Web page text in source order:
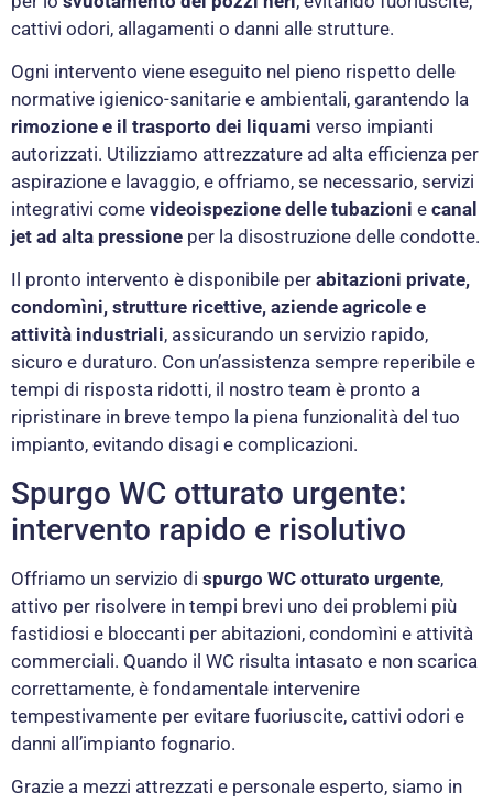
cattivi odori, allagamenti o danni alle strutture.
Ogni intervento viene eseguito nel pieno rispetto delle
normative igienico-sanitarie e ambientali, garantendo la
rimozione e il trasporto dei liquami verso impianti
autorizzati. Utilizziamo attrezzature ad alta efficienza per
aspirazione e lavaggio, e offriamo, se necessario, servizi
integrativi come videoispezione delle tubazioni e canal
jet ad alta pressione per la disostruzione delle condotte.
Il pronto intervento è disponibile per abitazioni private,
condomìni, strutture ricettive, aziende agricole e
attività industriali, assicurando un servizio rapido,
sicuro e duraturo. Con un’assistenza sempre reperibile e
tempi di risposta ridotti, il nostro team è pronto a
ripristinare in breve tempo la piena funzionalità del tuo
impianto, evitando disagi e complicazioni.
Spurgo WC otturato urgente:
intervento rapido e risolutivo
Offriamo un servizio di spurgo WC otturato urgente,
attivo per risolvere in tempi brevi uno dei problemi più
fastidiosi e bloccanti per abitazioni, condomìni e attività
commerciali. Quando il WC risulta intasato e non scarica
correttamente, è fondamentale intervenire
tempestivamente per evitare fuoriuscite, cattivi odori e
danni all’impianto fognario.
Grazie a mezzi attrezzati e personale esperto, siamo in